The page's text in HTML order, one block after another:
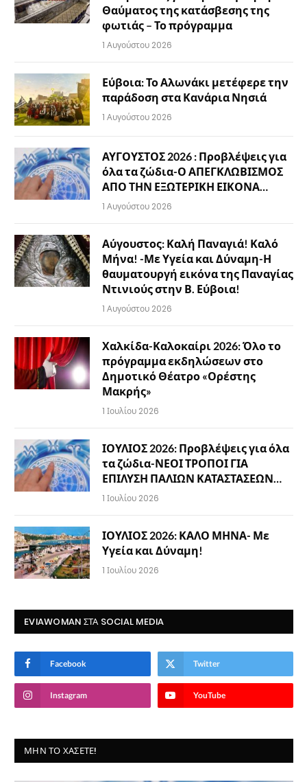
Θαύματος της κατάσβεσης της
φωτιάς – Το πρόγραμμα
1 Αυγούστου 2026
Εύβοια: Το Αλωνάκι μετέφερε την
παράδοση στα Κανάρια Νησιά
1 Αυγούστου 2026
ΑΥΓΟΥΣΤΟΣ 2026 : Προβλέψεις για
όλα τα ζώδια-Ο ΑΠΕΓΚΛΩΒΙΣΜΟΣ
ΑΠΟ ΤΗΝ ΕΞΩΤΕΡΙΚΗ ΕΙΚΟΝΑ…
1 Αυγούστου 2026
Αύγουστος: Καλή Παναγιά! Καλό
Μήνα! -Με Υγεία και Δύναμη-Η
θαυματουργή εικόνα της Παναγίας
Ντινιούς στην Β. Εύβοια!
1 Αυγούστου 2026
Χαλκίδα-Καλοκαίρι 2026: Όλο το
πρόγραμμα εκδηλώσεων στο
Δημοτικό Θέατρο «Ορέστης
Μακρής»
1 Ιουλίου 2026
ΙΟΥΛΙΟΣ 2026: Προβλέψεις για όλα
τα ζώδια-ΝΕΟΙ ΤΡΟΠΟΙ ΓΙΑ
ΕΠΙΛΥΣΗ ΠΑΛΙΩΝ ΚΑΤΑΣΤΑΣΕΩΝ…
1 Ιουλίου 2026
ΙΟΥΛΙΟΣ 2026: ΚΑΛΟ ΜΗΝΑ- Με
Υγεία και Δύναμη!
1 Ιουλίου 2026
EVIAWOMAN ΣΤΑ SOCIAL MEDIA
Facebook Twitter
Instagram YouTube
ΜΗΝ ΤΟ ΧΆΣΕΤΕ!